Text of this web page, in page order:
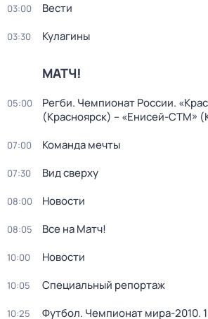
03:00 Вести
03:30 Кулагины
МАТЧ!
05:00
Регби. Чемпионат России.
(Красноярск) – «Енисей-СТМ»
07:00 Команда мечты
07:30 Вид сверху
08:00 Новости
08:05 Все на Матч!
10:00 Новости
10:05 Специальный репортаж
10:25
Футбол. Чемпионат мира-2010.